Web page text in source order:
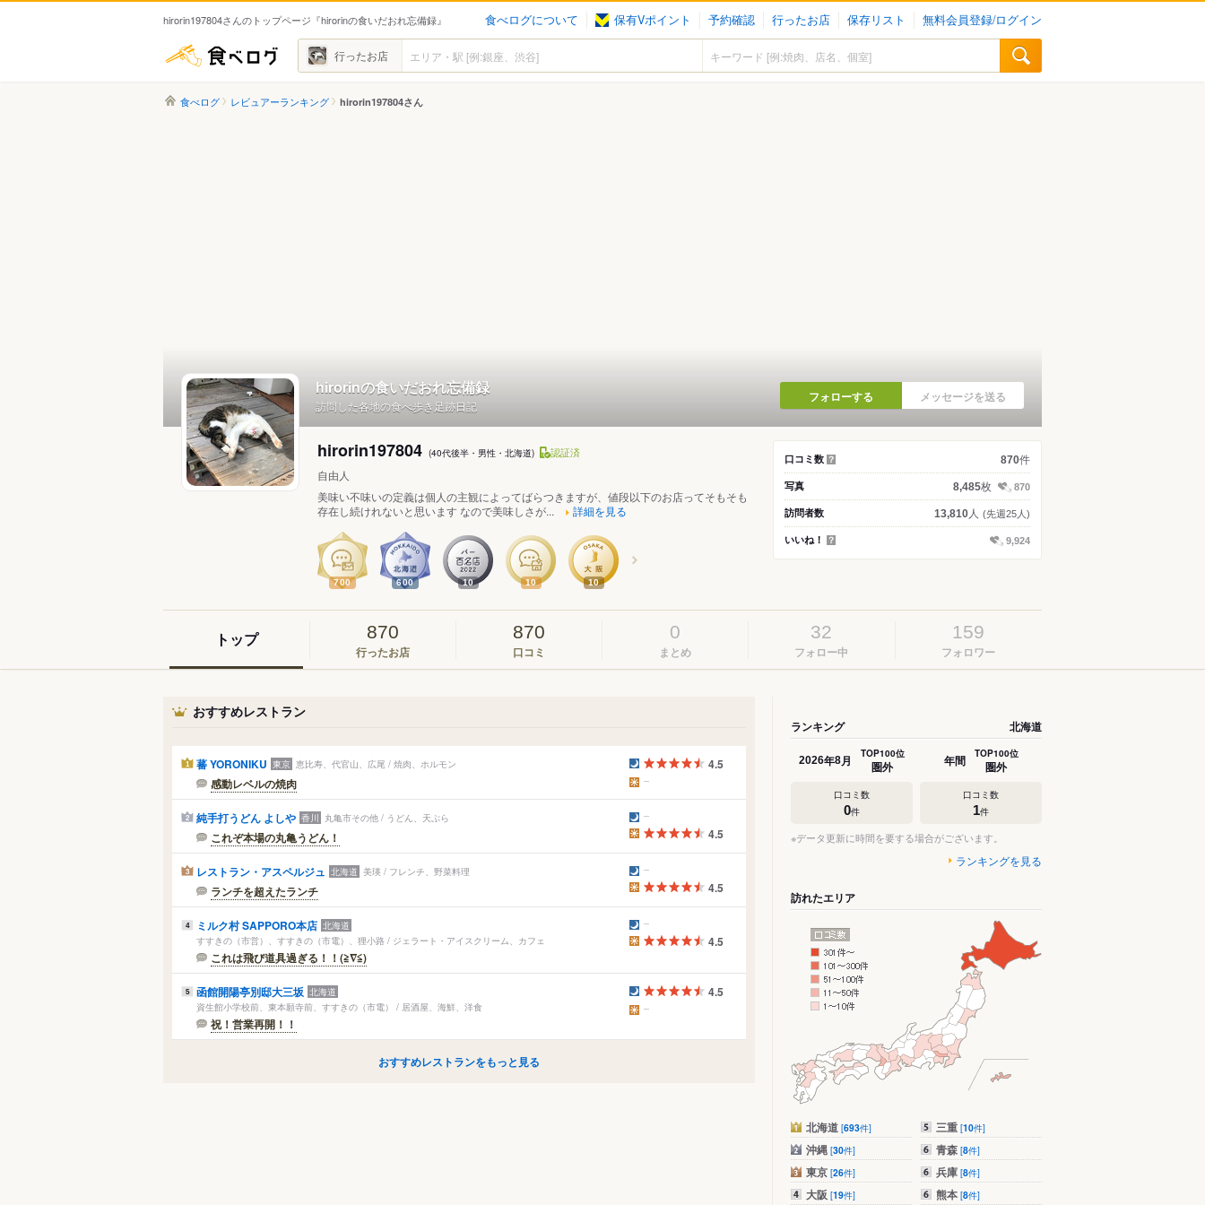
hirorin197804さんのトップページ『hirorinの食いだおれ忘備録』 食べログについて 保有Vポイント 予約確認 行ったお店 保存リスト 無料会員登録/ログイン
食べログ 行ったお店
食べログ レビュアーランキング hirorin197804さん
hirorinの食いだおれ忘備録
訪問した各地の食べ歩き足跡日記
フォローする メッセージを送る
hirorin197804 (40代後半・男性・北海道) 認証済
自由人
美味い不味いの定義は個人の主観によってばらつきますが、値段以下のお店ってそもそも
存在し続けれないと思います なので美味しさが...
詳細を見る
700 600 10 10 10
口コミ数 ？ 870件
写真 8,485枚 870
訪問者数 13,810人 (先週25人)
いいね！ ？ 9,924
トップ 870
行ったお店
870
口コミ
0
まとめ
32
フォロー中
159
フォロワー
おすすめレストラン
1 蕃 YORONIKU 東京 恵比寿、代官山、広尾 / 焼肉、ホルモン
感動レベルの焼肉
4.5
2 純手打うどん よしや 香川 丸亀市その他 / うどん、天ぷら
これぞ本場の丸亀うどん！ 4.5
3 レストラン・アスペルジュ 北海道 美瑛 / フレンチ、野菜料理
ランチを超えたランチ 4.5
4 ミルク村 SAPPORO本店 北海道
すすきの（市営）、すすきの（市電）、狸小路 / ジェラート・アイスクリーム、カフェ
これは飛び道具過ぎる！！(≧∇≦)
4.5
5 函館開陽亭別邸大三坂 北海道
資生館小学校前、東本願寺前、すすきの（市電） / 居酒屋、海鮮、洋食
祝！営業再開！！
4.5
おすすめレストランをもっと見る
ランキング 北海道
2026年8月 TOP100位
圏外
口コミ数
0件
年間 TOP100位
圏外
口コミ数
1件
※データ更新に時間を要する場合がございます。
ランキングを見る
訪れたエリア
北海道 [693件]
沖縄 [30件]
東京 [26件]
大阪 [19件]
三重 [10件]
青森 [8件]
兵庫 [8件]
熊本 [8件]